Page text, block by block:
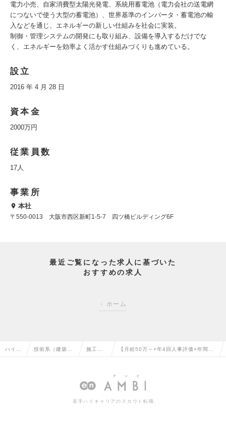
電力小売、自家消費型太陽光発電、系統用蓄電池（電力会社の送電網
につないで使う大型の蓄電池）、世界基準のインバータ・蓄電池の輸
入などを通じ、エネルギーの新しい仕組みを社会に実装。
制御・管理システムの開発にも取り組み、設備を導入するだけでな
く、エネルギーを効率よく活かす仕組みづくりも進めている。
設立
2016 年 4 月 28 日
資本金
2000万円
従業員数
17人
事業所
本社
〒550-0013 大阪市西区新町1-5-7 四ツ橋ビルディング6F
最近ご覧になった求人に基づいた
おすすめの求人
ホーム
ハイク 技術系（建築・ 施工管
築）の
【月給50万～×年4回人事評価×年間休
施工管理マネージャーの求人情報
若手ハイキャリアのスカウト転職